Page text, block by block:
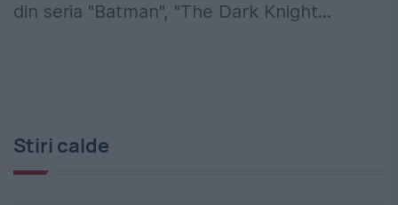
din seria "Batman", "The Dark Knight...
Stiri calde